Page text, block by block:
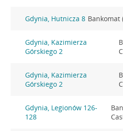
Gdynia, Hutnicza 8 Bankomat
Gdynia, Kazimierza
Górskiego 2
Gdynia, Kazimierza
Górskiego 2
Gdynia, Legionów 126-
128